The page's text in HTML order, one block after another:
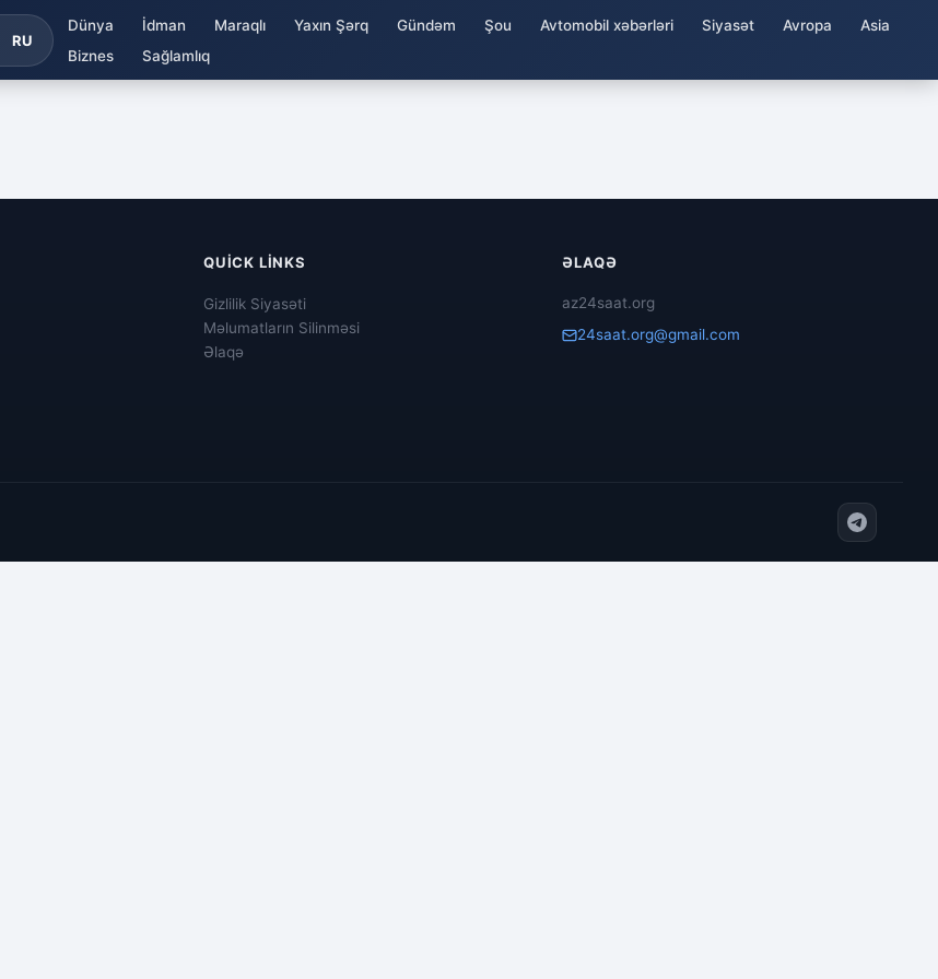
RU
Dünya İdman Maraqlı Yaxın Şərq Gündəm Şou Avtomobil xəbərləri Siyasət Avropa
Asia
Biznes
Sağlamlıq
QUICK LINKS
Gizlilik Siyasəti
Məlumatların Silinməsi
Əlaqə
ƏLAQƏ
az24saat.org
24saat.org@gmail.com